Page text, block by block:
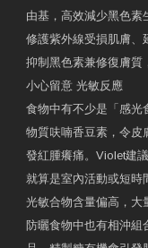
由基，高效減少黑色素
修護紫外線受損肌膚、
抑制黑色素兼修復膚質
小心留意 光敏反應
食物中有不少是「感光
物質呋喃香豆素，令皮
發紅腫癢痛。Violet建
就算是室內活動或短時
光敏合物含量偏高，大
防曬食物中也有相沖